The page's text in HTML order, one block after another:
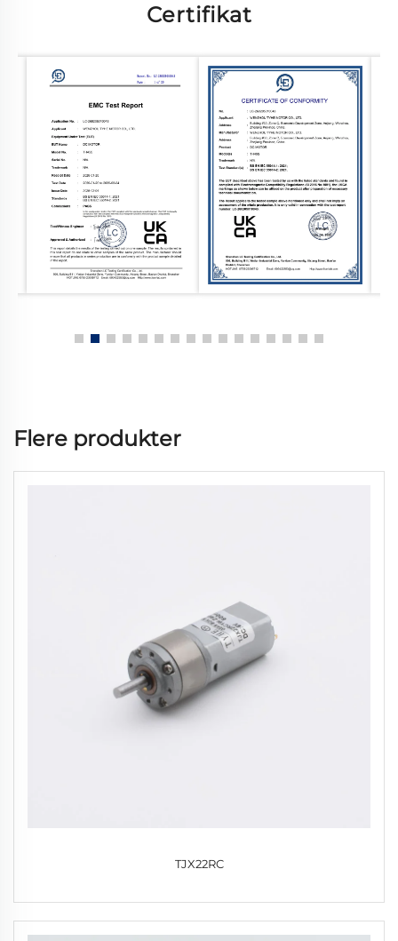
Certifikat
Flere produkter
TJX22RC